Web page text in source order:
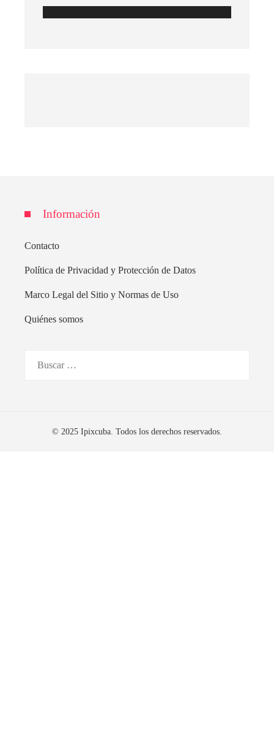
Información
Contacto
Política de Privacidad y Protección de Datos
Marco Legal del Sitio y Normas de Uso
Quiénes somos
© 2025 Ipixcuba. Todos los derechos reservados.